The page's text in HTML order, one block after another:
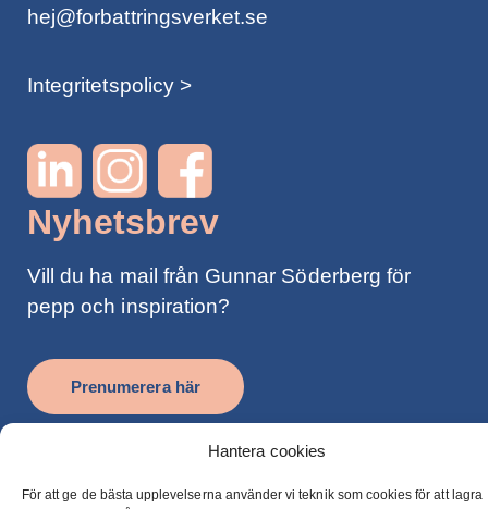
Hantera cookies
För att ge de bästa upplevelserna använder vi teknik som cookies för att lagra
hej@forbattringsverket.se
Integritetspolicy >
Nyhetsbrev
Vill du ha mail från Gunnar Söderberg för
pepp och inspiration?
Prenumerera här